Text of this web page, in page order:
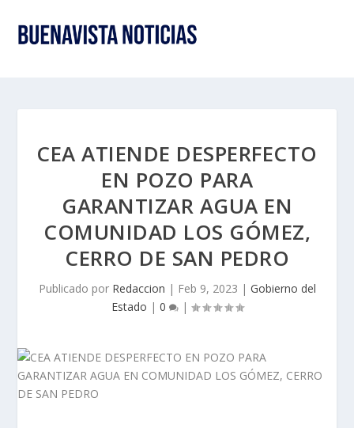
CEA ATIENDE DESPERFECTO
EN POZO PARA
GARANTIZAR AGUA EN
COMUNIDAD LOS GÓMEZ,
CERRO DE SAN PEDRO
Publicado por Redaccion | Feb 9, 2023 | Gobierno del
Estado | 0 |